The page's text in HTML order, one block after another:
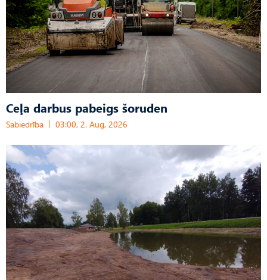
Ceļa darbus pabeigs šoruden
Sabiedrība 03:00, 2. Aug, 2026